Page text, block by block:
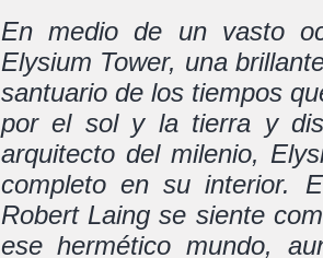
En medio de un vasto
Elysium Tower, una
santuario de los tiempos
por el sol y la tierra y
arquitecto del milenio,
completo en su interior.
Robert Laing se siente
ese hermético mundo,